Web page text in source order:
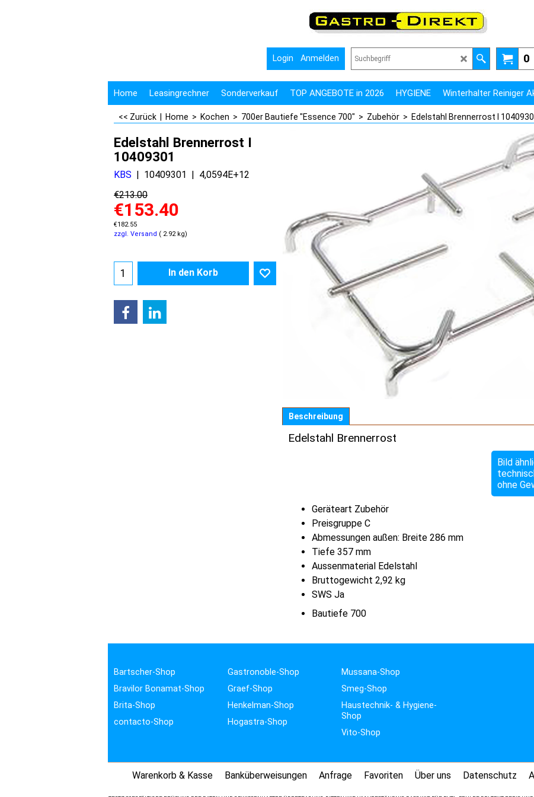
0
Login Anmelden
Home Leasingrechner Sonderverkauf TOP ANGEBOTE in 2026 HYGIENE Winterhalter Reiniger
<< Zurück Home > Kochen > 700er Bautiefe "Essence 700" > Zubehör > Edelstahl Brennerrost I
Edelstahl Brennerrost I
10409301
KBS 10409301
4,0594E+12
€213.00
€153.40
€182.55
zzgl. Versand
2.92kg
In den Korb
Beschreibung
Edelstahl Brennerrost
Bild
ohne
Geräteart Zubehör
Preisgruppe C
Abmessungen außen: Breite 286 mm
Tiefe 357 mm
Aussenmaterial Edelstahl
Bruttogewicht 2,92 kg
SWS Ja
Bautiefe 700
Bartscher-Shop
Bravilor Bonamat-Shop
Brita-Shop
contacto-Shop
Gastronoble-Shop
Graef-Shop
Henkelman-Shop
Hogastra-Shop
Mussana-Shop
Smeg-Shop
Haustechnik- & Hygiene-
Shop
Vito-Shop
Warenkorb & Kasse Banküberweisungen Anfrage Favoriten Über uns Datenschutz